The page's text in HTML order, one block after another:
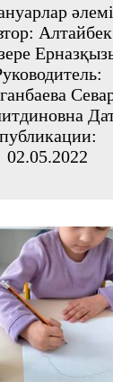
әлемі
Алтайбек
публикации:
02.05.2022